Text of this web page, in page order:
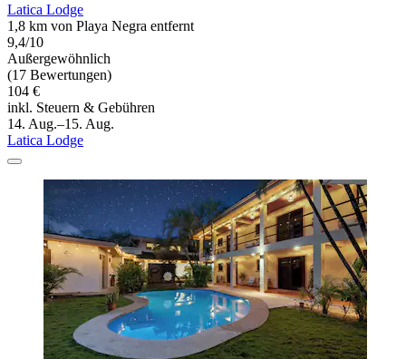
Latica Lodge
1,8 km von Playa Negra entfernt
9,4/10
Außergewöhnlich
(17 Bewertungen)
104 €
inkl. Steuern & Gebühren
14. Aug.–15. Aug.
Latica Lodge